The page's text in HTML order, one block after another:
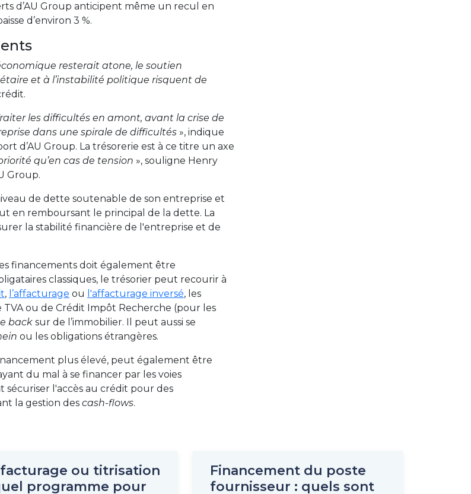
d’AU Group anticipent même un recul en
d’environ 3 %.
resterait atone, le soutien
et à l’instabilité politique risquent de
les difficultés en amont, avant la crise de
dans une spirale de difficultés », indique
d’AU Group. La trésorerie est à ce titre un axe
qu’en cas de tension », souligne Henry
Group.
de dette soutenable de son entreprise et
en remboursant le principal de la dette. La
la stabilité financière de l'entreprise et de
financements doit également être
classiques, le trésorier peut recourir à
, l’affacturage ou l'affacturage inversé, les
ou de Crédit Impôt Recherche (pour les
back sur de l’immobilier. Il peut aussi se
ou les obligations étrangères.
plus élevé, peut également être
du mal à se financer par les voies
sécuriser l'accès au crédit pour des
la gestion des cash-flows.
ou titrisation
programme pour
Financement du poste
fournisseur : quels sont